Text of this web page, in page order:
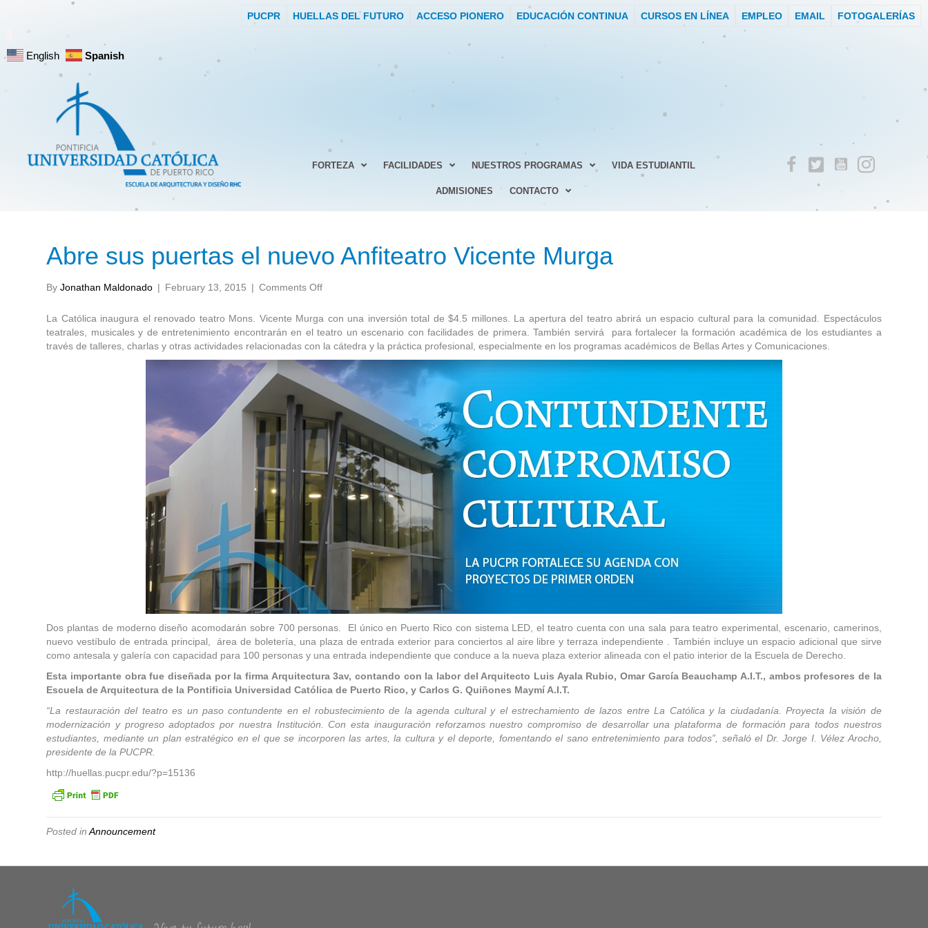
PUCPR HUELLAS DEL FUTURO ACCESO PIONERO EDUCACIÓN CONTINUA CURSOS EN LÍNEA EMPLEO EMAIL FOTOGALERÍAS
English Spanish
FORTEZA FACILIDADES NUESTROS PROGRAMAS VIDA ESTUDIANTIL
ADMISIONES CONTACTO
Abre sus puertas el nuevo Anfiteatro Vicente Murga
ByJonathan Maldonado | February 13, 2015 | Comments Offon
puertas
el
Anfiteatro
Vicente
Murga
La Católica inaugura el renovado teatro Mons. Vicente Murga con una inversión total de $4.5 millones. La apertura del teatro abrirá un espacio cultural para la comunidad. Espectáculos
teatrales, musicales y de entretenimiento encontrarán en el teatro un escenario con facilidades de primera. También servirá para fortalecer la formación académica de los estudiantes a
través de talleres, charlas y otras actividades relacionadas con la cátedra y la práctica profesional, especialmente en los programas académicos de Bellas Artes y Comunicaciones.
Dos plantas de moderno diseño acomodarán sobre 700 personas. El único en Puerto Rico con sistema LED, el teatro cuenta con una sala para teatro experimental, escenario, camerinos,
nuevo vestíbulo de entrada principal, área de boletería, una plaza de entrada exterior para conciertos al aire libre y terraza independiente . También incluye un espacio adicional que sirve
como antesala y galería con capacidad para 100 personas y una entrada independiente que conduce a la nueva plaza exterior alineada con el patio interior de la Escuela de Derecho.
Esta importante obrafue diseñada por la firma Arquitectura 3av, contando con la labor del Arquitecto Luis Ayala Rubio, Omar García Beauchamp A.I.T., ambos profesores de la
Escuela de Arquitectura de la Pontificia Universidad Católica de Puerto Rico, y Carlos G. Quiñones Maymí A.I.T.
“La restauración del teatro es un paso contundente en el robustecimiento de la agenda cultural y el estrechamiento de lazos entre La Católica y la ciudadanía. Proyecta la visión de
modernización y progreso adoptados por nuestra Institución. Con esta inauguración reforzamos nuestro compromiso de desarrollar una plataforma de formación para todos nuestros
estudiantes, mediante un plan estratégico en el que se incorporen las artes, la cultura y el deporte, fomentando el sano entretenimiento para todos”, señaló el Dr. Jorge I. Vélez Arocho,
presidente de la PUCPR.
http://huellas.pucpr.edu/?p=15136
Posted inAnnouncement